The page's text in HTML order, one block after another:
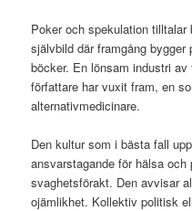
Poker och spekulation
självbild där framgång
böcker. En lönsam industri
författare har vuxit fram, en
alternativmedicinare.
Den kultur som i bästa fall
ansvarstagande för hälsa
svaghetsförakt. Den avvisar
ojämlikhet. Kollektiv politisk